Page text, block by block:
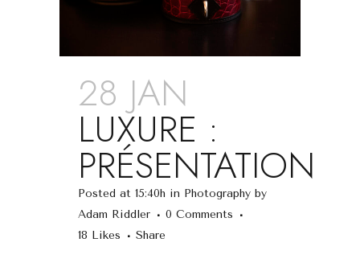
28 JAN
LUXURE :
PRÉSENTATION
Posted at 15:40h in Photography by
Adam Riddler
0 Comments
18 Likes Share